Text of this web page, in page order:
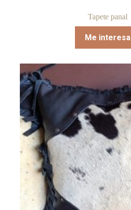
Tapete panal
Me interesa